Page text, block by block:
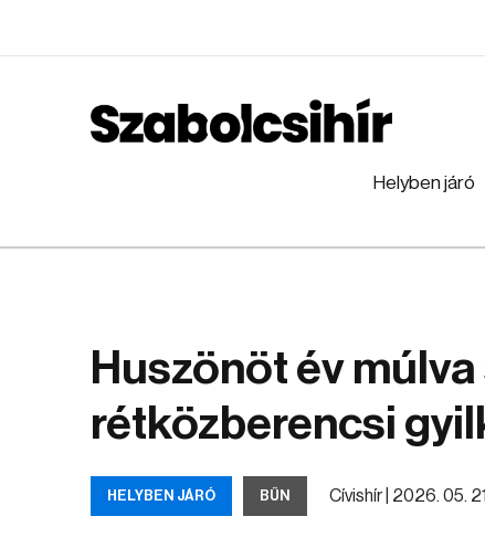
Helyben járó
Huszönöt év
rétközberencsi
HELYBEN JÁRÓ BŰN Cívishír | 2026. 05.